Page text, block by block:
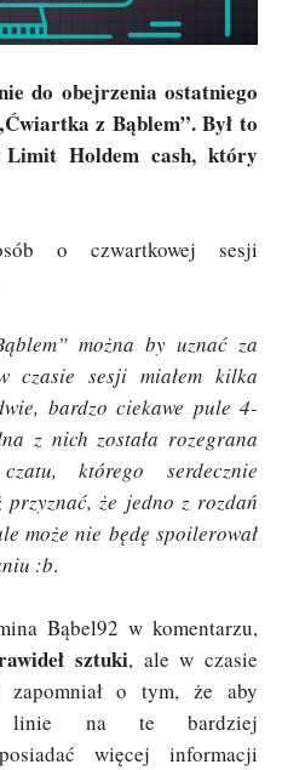
do obejrzenia ostatniego
z Bąblem”. Był to
Holdem cash, który
o czwartkowej sesji
można by uznać za
czasie sesji miałem kilka
bardzo ciekawe pule 4-
z nich została rozegrana
którego serdecznie
że jedno z rozdań
może nie będę spoilerował
:b.
Bąbel92 w komentarzu,
sztuki, ale w czasie
o tym, że aby
linie na te bardziej
więcej informacji